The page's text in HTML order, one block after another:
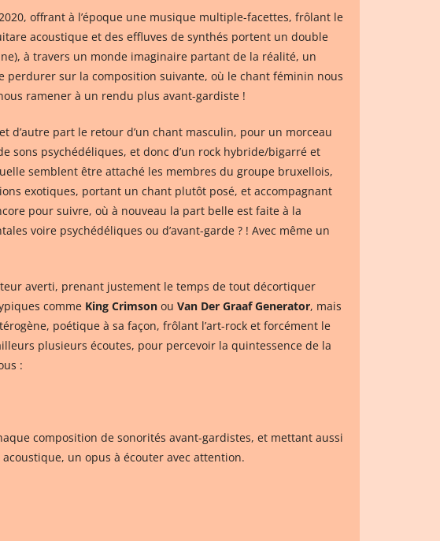
offrant à l’époque une musique multiple-facettes, frôlant le
acoustique et des effluves de synthés portent un double
à travers un monde imaginaire partant de la réalité, un
perdurer sur la composition suivante, où le chant féminin nous
ramener à un rendu plus avant-gardiste !
d’autre part le retour d’un chant masculin, pour un morceau
sons psychédéliques, et donc d’un rock hybride/bigarré et
semblent être attaché les membres du groupe bruxellois,
exotiques, portant un chant plutôt posé, et accompagnant
pour suivre, où à nouveau la part belle est faite à la
voire psychédéliques ou d’avant-garde ? ! Avec même un
averti, prenant justement le temps de tout décortiquer
comme King Crimson ou Van Der Graaf Generator, mais
poétique à sa façon, frôlant l’art-rock et forcément le
plusieurs écoutes, pour percevoir la quintessence de la
:
composition de sonorités avant-gardistes, et mettant aussi
un opus à écouter avec attention.